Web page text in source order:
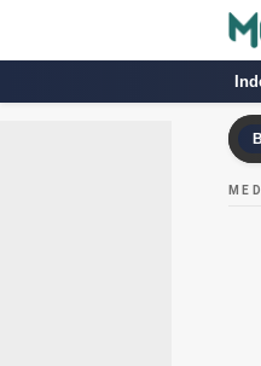
Rocky Gerung dan Tom